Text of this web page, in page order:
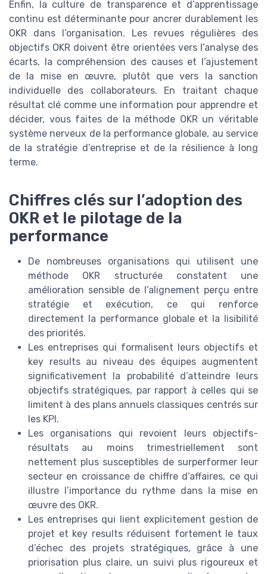
Enfin, la culture de transparence et d’apprentissage
continu est déterminante pour ancrer durablement les
OKR dans l’organisation. Les revues régulières des
objectifs OKR doivent être orientées vers l’analyse des
écarts, la compréhension des causes et l’ajustement
de la mise en œuvre, plutôt que vers la sanction
individuelle des collaborateurs. En traitant chaque
résultat clé comme une information pour apprendre et
décider, vous faites de la méthode OKR un véritable
système nerveux de la performance globale, au service
de la stratégie d’entreprise et de la résilience à long
terme.
Chiffres clés sur l’adoption des
OKR et le pilotage de la
performance
De nombreuses organisations qui utilisent une
méthode OKR structurée constatent une
amélioration sensible de l’alignement perçu entre
stratégie et exécution, ce qui renforce
directement la performance globale et la lisibilité
des priorités.
Les entreprises qui formalisent leurs objectifs et
key results au niveau des équipes augmentent
significativement la probabilité d’atteindre leurs
objectifs stratégiques, par rapport à celles qui se
limitent à des plans annuels classiques centrés sur
les KPI.
Les organisations qui revoient leurs objectifs-
résultats au moins trimestriellement sont
nettement plus susceptibles de surperformer leur
secteur en croissance de chiffre d’affaires, ce qui
illustre l’importance du rythme dans la mise en
œuvre des OKR.
Les entreprises qui lient explicitement gestion de
projet et key results réduisent fortement le taux
d’échec des projets stratégiques, grâce à une
priorisation plus claire, un suivi plus rigoureux et